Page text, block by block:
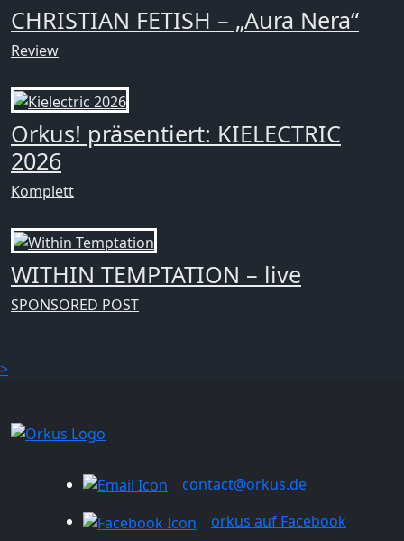
CHRISTIAN FETISH – „Aura Nera“
Review
Orkus! präsentiert: KIELECTRIC
2026
Komplett
WITHIN TEMPTATION – live
SPONSORED POST
>
contact@orkus.de
orkus auf Facebook